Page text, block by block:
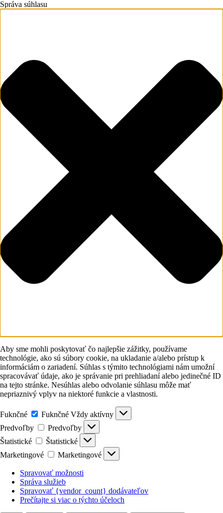
Správa súhlasu
Aby sme mohli poskytovať čo najlepšie zážitky, používame
technológie, ako sú súbory cookie, na ukladanie a/alebo prístup k
informáciám o zariadení. Súhlas s týmito technológiami nám umožní
spracovávať údaje, ako je správanie pri prehliadaní alebo jedinečné ID
na tejto stránke. Nesúhlas alebo odvolanie súhlasu môže mať
nepriaznivý vplyv na niektoré funkcie a vlastnosti.
Fuknčné Fuknčné Vždy aktívny
Predvoľby
Predvoľby
Štatistické
Štatistické
Marketingové
Marketingové
Spravovať možnosti
Správa služieb
Spravovať {vendor_count} dodávateľov
Prečítajte si viac o týchto účeloch